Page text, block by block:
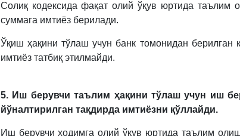
Солиқ кодексида фақат олий ўқув юртида таълим
суммага имтиёз берилади.
Ўқиш ҳақини тўлаш учун банк томонидан берилган
имтиёз татбиқ этилмайди.
5. Иш берувчи таълим ҳақини тўлаш учун иш
йўналтирилган тақдирда имтиёзни қўллайди.
Иш берувчи ходимга олий ўқув юртида таълим